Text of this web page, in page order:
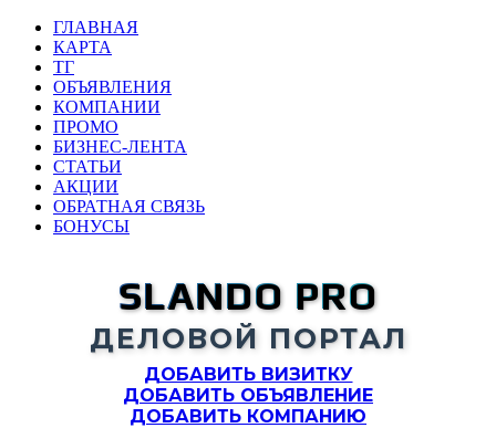
ГЛАВНАЯ
КАРТА
ТГ
ОБЪЯВЛЕНИЯ
КОМПАНИИ
ПРОМО
БИЗНЕС-ЛЕНТА
СТАТЬИ
АКЦИИ
ОБРАТНАЯ СВЯЗЬ
БОНУСЫ
SLANDO PRO
ДЕЛОВОЙ ПОРТАЛ
ДОБАВИТЬ ВИЗИТКУ
ДОБАВИТЬ ОБЪЯВЛЕНИЕ
ДОБАВИТЬ КОМПАНИЮ